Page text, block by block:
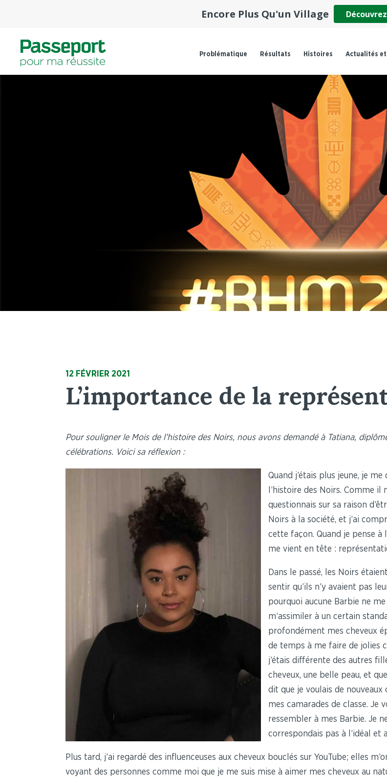
Encore Plus Qu'un Village
Problématique Résultats Histoires Actualités
12 FÉVRIER 2021
L’importance de la
Pour souligner le Mois de l’histoire des Noirs, nous avons demandé à Tatiana,
célébrations. Voici sa réflexion :
Quand j’étais plus jeune, je
l’histoire des Noirs. Comme il
questionnais sur sa raison
Noirs à la société, et j’ai
cette façon. Quand je pense
me vient en tête :
Dans le passé, les Noirs
sentir qu’ils n’y avaient pas
pourquoi aucune Barbie ne
m’assimiler à un certain
profondément mes cheveux
de temps à me faire de jolies
j’étais différente des autres
cheveux, une belle peau, et
dit que je voulais de nouveaux
mes camarades de classe. Je
ressembler à mes Barbie. Je
correspondais pas à l’idéal et
Plus tard, j’ai regardé des influenceuses aux cheveux bouclés sur YouTube; elles
voyant des personnes comme moi que je me suis mise à aimer mes cheveux au